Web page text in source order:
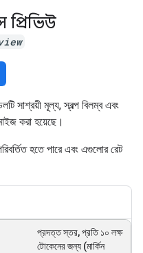
প্রিভিউ
সাশ্রয়ী মূল্য, স্বল্প বিলম্ব এবং
করা হয়েছে।
হতে পারে এবং এগুলোর রেট
প্রদত্ত স্তর, প্রতি ১০ লক্ষ
টোকেনের জন্য (মার্কিন